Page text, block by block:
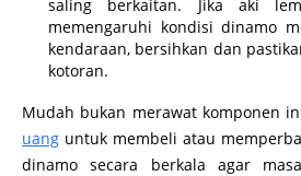
saling berkaitan. Jika aki
memengaruhi kondisi dinamo
kendaraan, bersihkan dan
kotoran.
Mudah bukan merawat komponen
uang untuk membeli atau
dinamo secara berkala agar